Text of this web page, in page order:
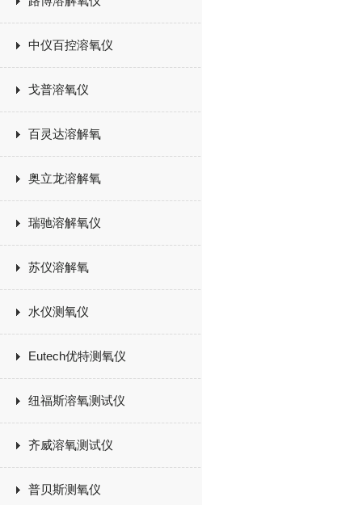
中仪百控溶氧仪
戈普溶氧仪
百灵达溶解氧
奥立龙溶解氧
瑞驰溶解氧仪
苏仪溶解氧
水仪测氧仪
Eutech优特测氧仪
纽福斯溶氧测试仪
齐威溶氧测试仪
普贝斯测氧仪